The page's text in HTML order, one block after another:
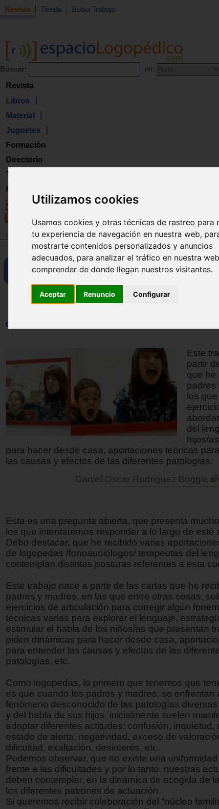
Utilizamos cookies
Usamos cookies y otras técnicas de rastreo para
tu experiencia de navegación en nuestra web,
mostrarte contenidos personalizados y anuncios
adecuados, para analizar el tráfico en nuestra
comprender de donde llegan nuestros visitantes.
Aceptar Renuncio Configurar
Revista Tienda Bolsa Trabajo
Buscar: en:
Revista
Libros
Material
Juguetes
Formación
Directorio
Trabajo
Registro
Revista
¿Pueden los padres ser logopedas de
Este
partir
que he
padres
los
del
hijos/
para hacer desde casa, aportaciones teóricas
las causas y efectos de las diferentes patologías.
Daniel Oscar Rodriguez Boggia
Esta es una pregunta abierta, que presenta
los que intentaremos responder a lo largo de esté
Debo destacar, que he recibido varias
de logopedas /fonoaudiólogos/ terapeutas del
contemplan distintas posturas referentes a esta
Este trabajo nace a partir de las cartas que he
padres y madres, en las que entre otras cosas,
ejercicios de articulación para corregir algún
técnicas varias para explorar el lenguaje,
estimular el habla de los niños/as que presentan
piden dinámicas para hacer desde casa,
para entender las causas y efectos de las
patologías, etc.
Como logopedas, lo primero que tenemos que
es que cuando los padres y madres, se enfrentan
fenómeno desconocido de las patologías
y del habla de sus hijos, inicialmente suelen
adoptar diferentes actitudes: confusión, inquietud,
estado de alerta, negatividad, exceso de
dificultad, exaltación, desinterés, etc.
Podemos observar, que no existe una
frente a las dificultades y por lo tanto, nuestras
deben contemplar, en la dinámica de acogida de
los diferentes patrones de actuación.
Si queremos recibir colaboración del “núcleo